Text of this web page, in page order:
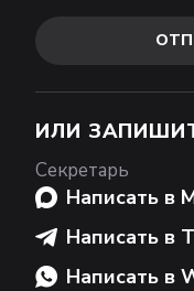
ИЛИ
Секретарь
Написать в
Написать в
Написать в